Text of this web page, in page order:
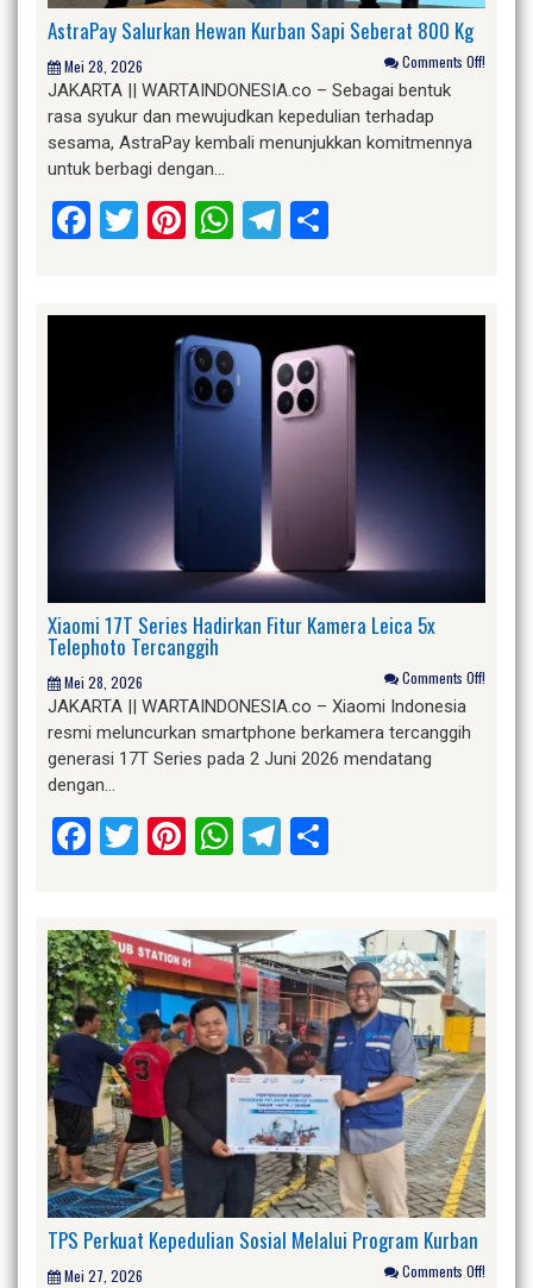
AstraPay Salurkan Hewan Kurban Sapi Seberat 800 Kg
Mei 28, 2026 Comments Off!
JAKARTA || WARTAINDONESIA.co – Sebagai bentuk
rasa syukur dan mewujudkan kepedulian terhadap
sesama, AstraPay kembali menunjukkan komitmennya
untuk berbagi dengan…
Facebook
Twitter
Pinterest
WhatsApp
Telegram
Xiaomi 17T Series Hadirkan Fitur Kamera Leica 5x
Telephoto Tercanggih
Mei 28, 2026 Comments Off!
JAKARTA || WARTAINDONESIA.co – Xiaomi Indonesia
resmi meluncurkan smartphone berkamera tercanggih
generasi 17T Series pada 2 Juni 2026 mendatang
dengan…
Facebook
Twitter
Pinterest
WhatsApp
Telegram
TPS Perkuat Kepedulian Sosial Melalui Program Kurban
Mei 27, 2026 Comments Off!